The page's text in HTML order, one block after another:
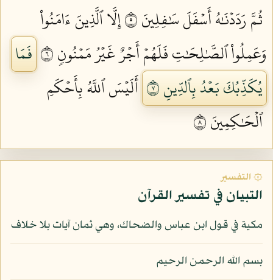
ثُمَّ رَدَدۡنَٰهُ أَسۡفَلَ سَٰفِلِينَ ٥
إِلَّا ٱلَّذِينَ ءَامَنُواْ
وَعَمِلُواْ ٱلصَّٰلِحَٰتِ فَلَهُمۡ أَجۡرٌ غَيۡرُ مَمۡنُونٖ ٦
فَمَا
يُكَذِّبُكَ بَعۡدُ بِٱلدِّينِ ٧
أَلَيۡسَ ٱللَّهُ بِأَحۡكَمِ
ٱلۡحَٰكِمِينَ ٨
۞ التفسير
التبيان في تفسير القرآن
مكية في قول ابن عباس والضحاك، وهي ثمان آيات بلا خلاف
بسم الله الرحمن الرحيم